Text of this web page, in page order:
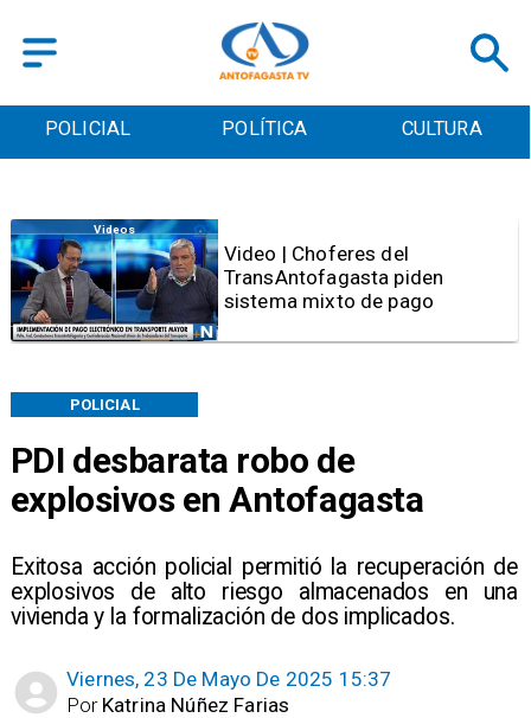
POLICIAL POLÍTICA CULTURA
PDI desbarata robo de
explosivos en Antofagasta
Exitosa acción policial permitió la recuperación de
explosivos de alto riesgo almacenados en una
vivienda y la formalización de dos implicados.
POLICIAL
Viernes, 23 De Mayo De 2025 15:37
Katrina Núñez Farias
Por
Videos
Video | Choferes del
TransAntofagasta piden
sistema mixto de pago